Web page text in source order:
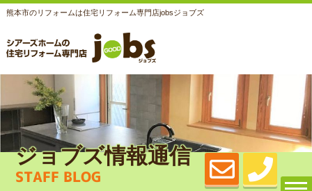
熊本市のリフォームは住宅リフォーム専門店jobsジョブズ
ジョブズ情報通信
STAFF BLOG